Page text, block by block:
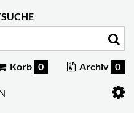
7
Korb 0 Archiv 0